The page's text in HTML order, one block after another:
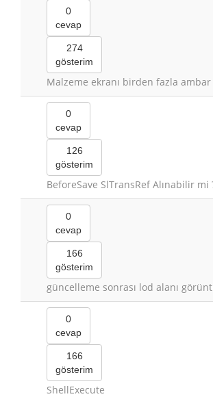
0
cevap
274
gösterim
Malzeme ekranı birden fazla ambar
0
cevap
126
gösterim
BeforeSave SlTransRef Alınabilir mi
0
cevap
166
gösterim
güncelleme sonrası lod alanı
0
cevap
166
gösterim
ShellExecute